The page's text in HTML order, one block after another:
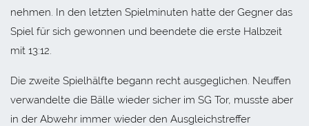
nehmen. In den letzten Spielminuten hatte der Gegner das
Spiel für sich gewonnen und beendete die erste Halbzeit
mit 13:12.
Die zweite Spielhälfte begann recht ausgeglichen. Neuffen
verwandelte die Bälle wieder sicher im SG Tor, musste aber
in der Abwehr immer wieder den Ausgleichstreffer